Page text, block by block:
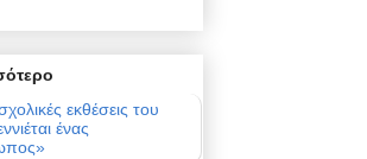
εκθέσεις του
ένας